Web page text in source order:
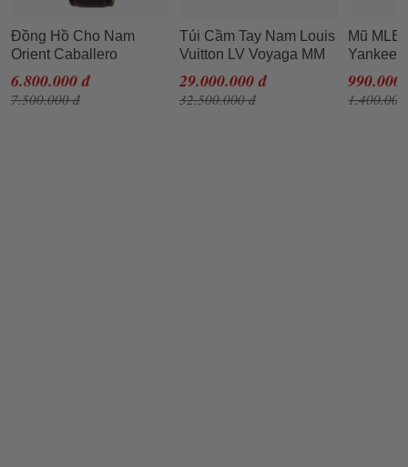
Đồng Hồ Cho Nam
Orient Caballero
FAG00002W0
6.800.000 đ
7.500.000 đ
Túi Cầm Tay Nam Louis
Vuitton LV Voyaga MM
Monogram Eclipse
Canvas Clutch Màu Đen
Xám N-YT
29.000.000 đ
32.500.000 đ
Mũ MLB
In Black
990.000